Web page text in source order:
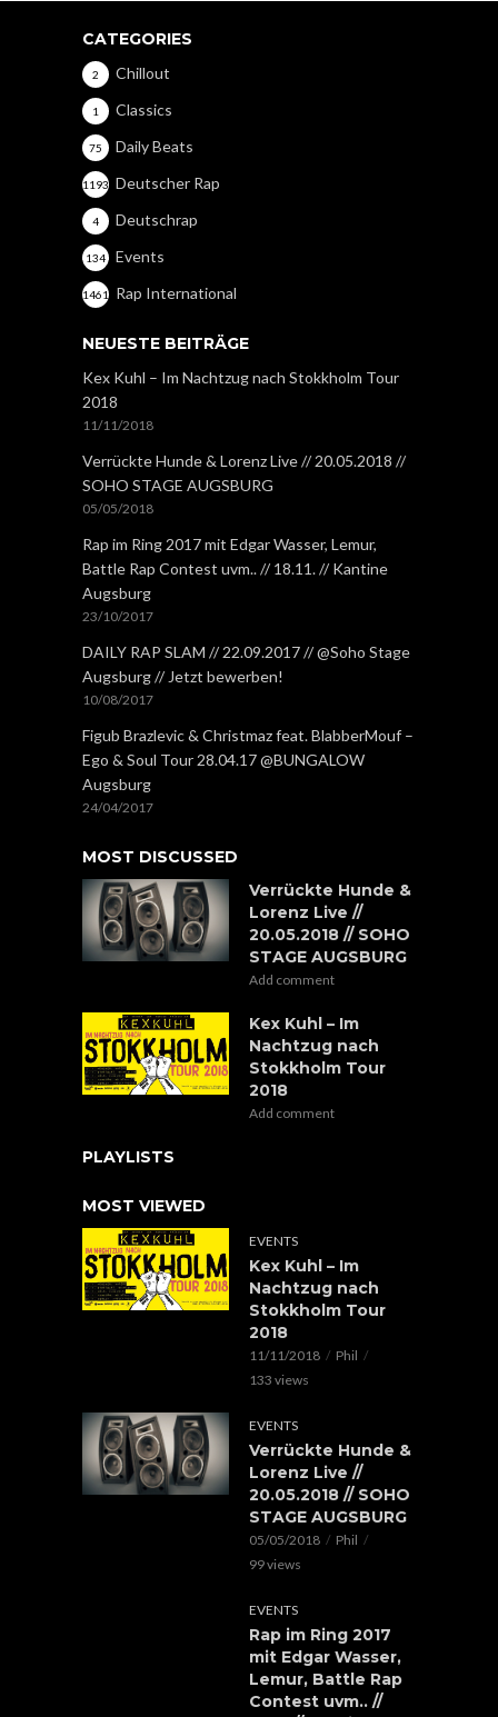
CATEGORIES
Chillout
2
Classics
1
Daily Beats
75
Deutscher Rap
1193
Deutschrap
4
Events
134
Rap International
1461
NEUESTE BEITRÄGE
Kex Kuhl – Im Nachtzug nach Stokkholm Tour
2018
11/11/2018
Verrückte Hunde & Lorenz Live // 20.05.2018 //
SOHO STAGE AUGSBURG
05/05/2018
Rap im Ring 2017 mit Edgar Wasser, Lemur,
Battle Rap Contest uvm.. // 18.11. // Kantine
Augsburg
23/10/2017
DAILY RAP SLAM // 22.09.2017 // @Soho Stage
Augsburg // Jetzt bewerben!
10/08/2017
Figub Brazlevic & Christmaz feat. BlabberMouf –
Ego & Soul Tour 28.04.17 @BUNGALOW
Augsburg
24/04/2017
MOST DISCUSSED
Verrückte Hunde &
Lorenz Live //
20.05.2018 // SOHO
STAGE AUGSBURG
Add comment
Kex Kuhl – Im
Nachtzug nach
Stokkholm Tour
2018
Add comment
PLAYLISTS
MOST VIEWED
EVENTS
Kex Kuhl – Im
Nachtzug nach
Stokkholm Tour
2018
11/11/2018
Phil
133 views
EVENTS
Verrückte Hunde &
Lorenz Live //
20.05.2018 // SOHO
STAGE AUGSBURG
05/05/2018
Phil
99 views
EVENTS
Rap im Ring 2017
mit Edgar Wasser,
Lemur, Battle Rap
Contest uvm.. //